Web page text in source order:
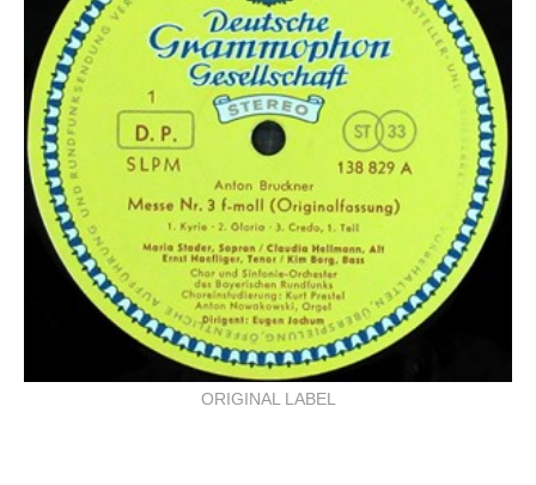
ORIGINAL LABEL